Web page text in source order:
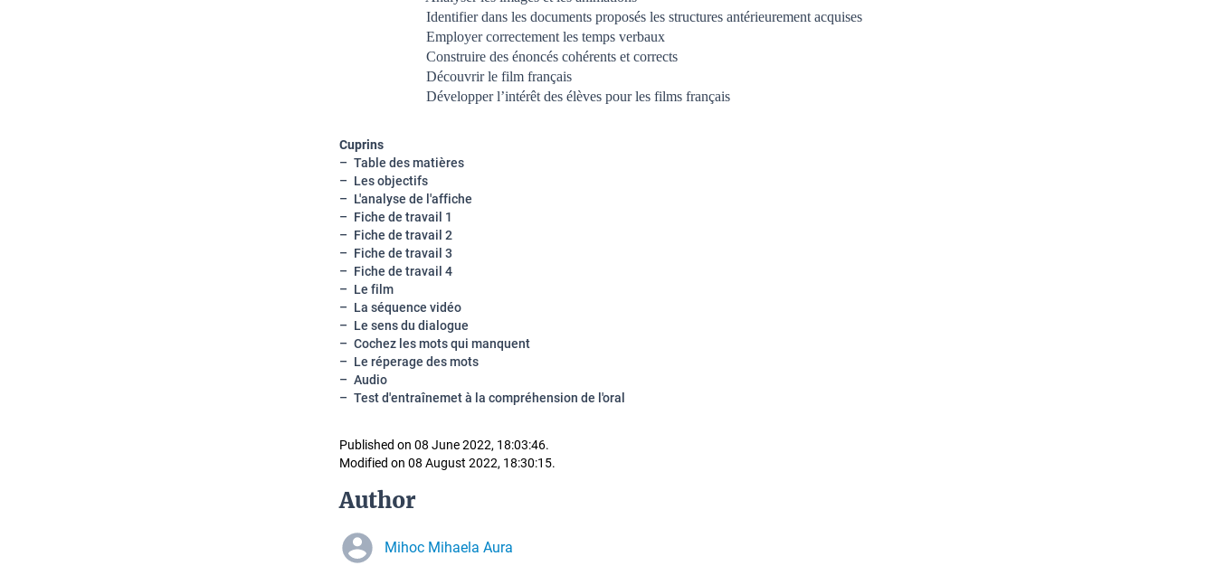
Identifier dans les documents proposés les structures antérieurement acquises
Employer correctement les temps verbaux
Construire des énoncés cohérents et corrects
Découvrir le film français
Développer l’intérêt des élèves pour les films français
Cuprins
Table des matières
Les objectifs
L'analyse de l'affiche
Fiche de travail 1
Fiche de travail 2
Fiche de travail 3
Fiche de travail 4
Le film
La séquence vidéo
Le sens du dialogue
Cochez les mots qui manquent
Le réperage des mots
Audio
Test d'entraînemet à la compréhension de l'oral
Published on 08 June 2022, 18:03:46.
Modified on 08 August 2022, 18:30:15.
Author
Mihoc Mihaela Aura